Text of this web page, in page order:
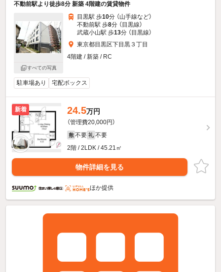
不動前駅より徒歩8分 新築 4階建の賃貸物件
すべての写真
目黒駅 歩10分 （山手線など）
不動前駅 歩8分 （目黒線）
武蔵小山駅 歩13分 （目黒線）
東京都目黒区下目黒３丁目
4階建 / 新築 / RC
駐車場あり 宅配ボックス
新着 24.5万円
（管理費20,000円）
敷 不要 礼 不要
2階 / 2LDK / 45.21㎡
物件詳細を見る
ほか提供